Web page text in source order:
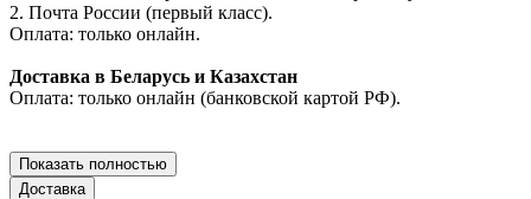
2. Почта России (первый класс).
Оплата: только онлайн.
Доставка в Беларусь и Казахстан
Оплата: только онлайн (банковской картой РФ).
Показать полностью
Доставка